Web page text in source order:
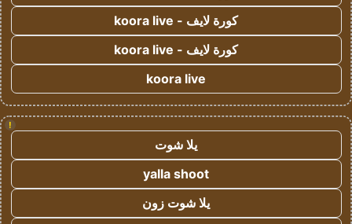
كورة لايف - koora live
كورة لايف - koora live
koora live
!
يلا شوت
yalla shoot
يلا شوت زون